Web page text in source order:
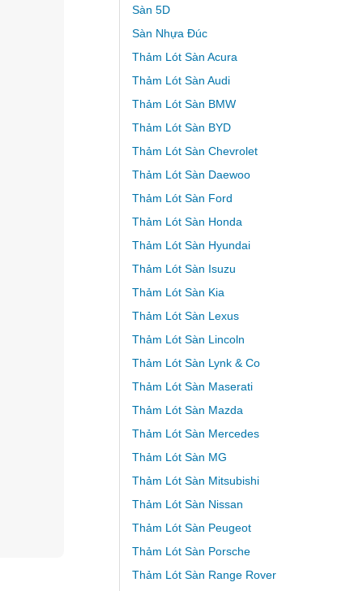
Sàn 5D
Sàn Nhựa Đúc
Thảm Lót Sàn Acura
Thảm Lót Sàn Audi
Thảm Lót Sàn BMW
Thảm Lót Sàn BYD
Thảm Lót Sàn Chevrolet
Thảm Lót Sàn Daewoo
Thảm Lót Sàn Ford
Thảm Lót Sàn Honda
Thảm Lót Sàn Hyundai
Thảm Lót Sàn Isuzu
Thảm Lót Sàn Kia
Thảm Lót Sàn Lexus
Thảm Lót Sàn Lincoln
Thảm Lót Sàn Lynk & Co
Thảm Lót Sàn Maserati
Thảm Lót Sàn Mazda
Thảm Lót Sàn Mercedes
Thảm Lót Sàn MG
Thảm Lót Sàn Mitsubishi
Thảm Lót Sàn Nissan
Thảm Lót Sàn Peugeot
Thảm Lót Sàn Porsche
Thảm Lót Sàn Range Rover